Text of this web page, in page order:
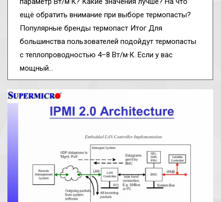
ещё обратить внимание при выборе термопасты?
Популярные бренды термопаст Итог Для
большинства пользователей подойдут термопасты
с теплопроводностью 4–8 Вт/м·К. Если у вас
мощный…